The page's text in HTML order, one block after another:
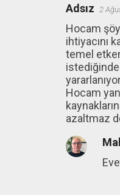
Adsız 2
Hocam
ihtiyacını
temel
istediğinde
Hocam
azaltmaz